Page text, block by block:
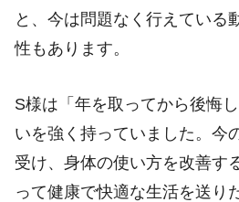
と、今は問題なく行えている
性もあります。
S様は「年を取ってから後悔
いを強く持っていました。今
受け、身体の使い方を改善す
って健康で快適な生活を送り